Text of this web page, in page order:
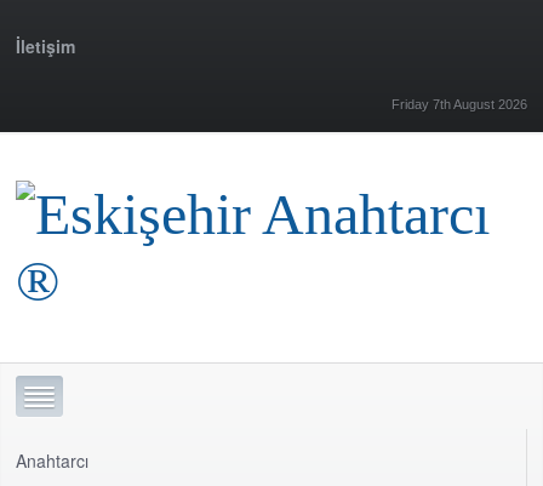
İletişim
Friday 7th August 2026
Anahtarcı